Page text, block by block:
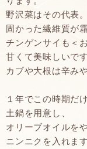
野沢菜はその代表。
固かった繊維質が
チンゲンサイも＜
甘くて美味しいです
カブや大根は辛み
１年でこの時期だ
土鍋を用意し、
オリーブオイルを
ニンニクを入れます